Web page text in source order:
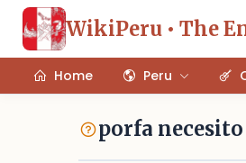
WikiPeru • The
Home Peru
porfa